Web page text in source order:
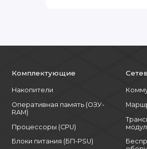
Комплектующие
Накопители
Оперативная память (ОЗУ-
RAM)
Процессоры (CPU)
Блоки питания (БП-PSU)